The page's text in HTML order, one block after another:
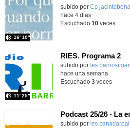
Contenido educativo.
subido por Cp
16′ 10″
hace 4 dias
Escuchado 10veces
RIES. Programa 2
Contenido educativo.
subido por Ies
11′ 25″
hace una semana
Escuchado 3veces
subido por Ies